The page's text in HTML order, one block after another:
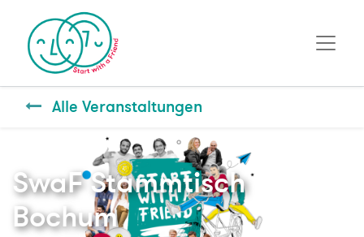
Alle Veranstaltungen
SwaF Stammtisch
Bochum